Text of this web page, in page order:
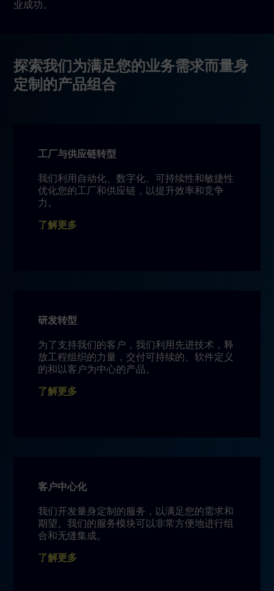
业成功。
探索我们为满足您的业务需求而量身
定制的产品组合
工厂与供应链转型
我们利用自动化、数字化、可持续性和敏捷性
优化您的工厂和供应链，以提升效率和竞争
力。
了解更多
研发转型
为了支持我们的客户，我们利用先进技术，释
放工程组织的力量，交付可持续的、软件定义
的和以客户为中心的产品。
了解更多
客户中心化
我们开发量身定制的服务，以满足您的需求和
期望。我们的服务模块可以非常方便地进行组
合和无缝集成。
了解更多